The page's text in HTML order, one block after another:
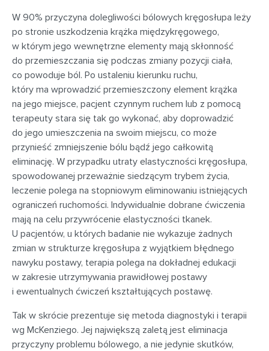
W 90% przyczyna dolegliwości bólowych kręgosłupa leży
po stronie uszkodzenia krążka międzykręgowego,
w którym jego wewnętrzne elementy mają skłonność
do przemieszczania się podczas zmiany pozycji ciała,
co powoduje ból. Po ustaleniu kierunku ruchu,
który ma wprowadzić przemieszczony element krążka
na jego miejsce, pacjent czynnym ruchem lub z pomocą
terapeuty stara się tak go wykonać, aby doprowadzić
do jego umieszczenia na swoim miejscu, co może
przynieść zmniejszenie bólu bądź jego całkowitą
eliminację. W przypadku utraty elastyczności kręgosłupa,
spowodowanej przeważnie siedzącym trybem życia,
leczenie polega na stopniowym eliminowaniu istniejących
ograniczeń ruchomości. Indywidualnie dobrane ćwiczenia
mają na celu przywrócenie elastyczności tkanek.
U pacjentów, u których badanie nie wykazuje żadnych
zmian w strukturze kręgosłupa z wyjątkiem błędnego
nawyku postawy, terapia polega na dokładnej edukacji
w zakresie utrzymywania prawidłowej postawy
i ewentualnych ćwiczeń kształtujących postawę.
Tak w skrócie prezentuje się metoda diagnostyki i terapii
wg McKenziego. Jej największą zaletą jest eliminacja
przyczyny problemu bólowego, a nie jedynie skutków,